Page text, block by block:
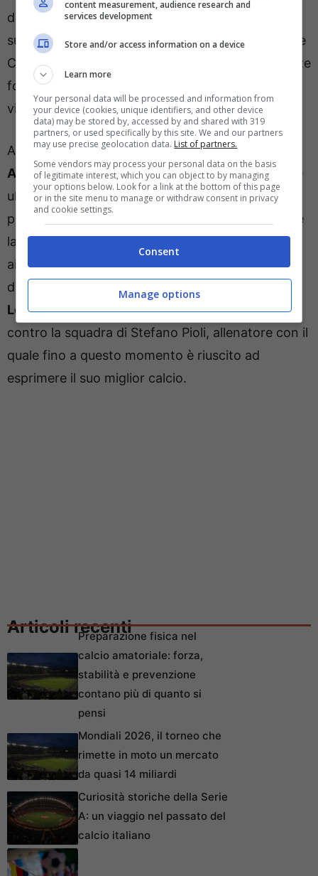
di averlo a disposizione poi in vista degli impegni
successivi. La Fiorentina, infatti, tra campionato e
Conference League è attesa da una serie di partite
fondamentali che diranno molto sul cammino dei
viola in stagione.
Al posto dell’esterno belga dovrebbe agire
Athekamecon il giovane svizzero che, durante le
ultime uscite del Milan, ha trovato spazio in
particolare nei finali di partita. L’esterno potrebbe
lavorare sulla fascia destra dall’inizio, venendo
aiutato da Fofana per quello che riguarda la fase
difensiva. Se Pulisic non dovesse farcela, sarà
Leao, con ogni probabilità, a partire dall’inizio
contro la squadra di Stefano Pioli, allenatore con il
quale fino a questo momento è riuscito ad
esprimere il suo miglior calcio.
Articoli recentiPreparazione fisica nel
calcio amatoriale: forza,
stabilità e prevenzione
contano più di quanto si
pensi
Mondiali 2026, il torneo che
rimette in moto un mercato
da quasi 14 miliardi
Curiosità storiche della Serie
A: un viaggio nel passato del
calcio italiano
content measurement, audience research and
services development
Store and/or access information on a device
Learn more
Your personal data will be processed and information from
your device (cookies, unique identifiers, and other device
data) may be stored by, accessed by and shared with 319
partners, or used specifically by this site. We and our partners
may use precise geolocation data. List of partners.
Some vendors may process your personal data on the basis
of legitimate interest, which you can object to by managing
your options below. Look for a link at the bottom of this page
or in the site menu to manage or withdraw consent in privacy
and cookie settings.
Consent
Manage options